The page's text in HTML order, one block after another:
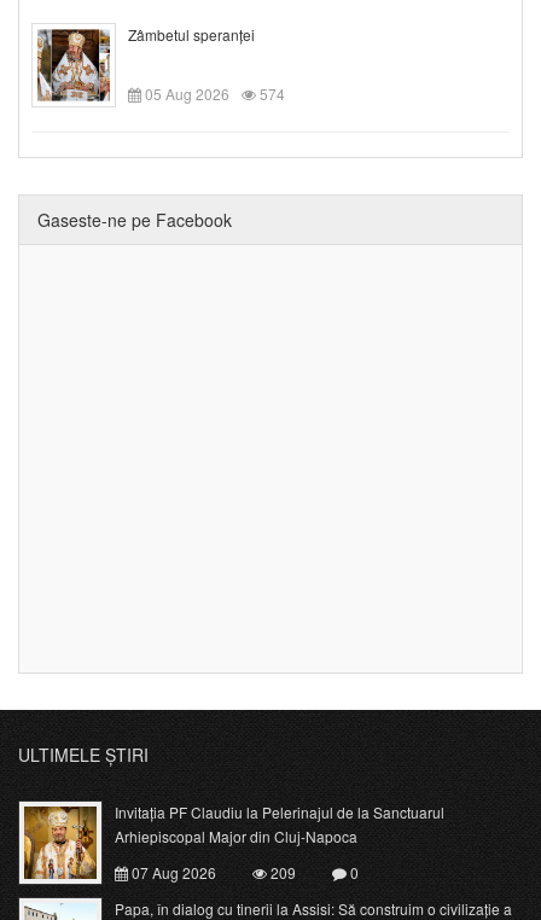
Zâmbetul speranței
05 Aug 2026 574
Gaseste-ne pe Facebook
ULTIMELE ȘTIRI
Invitația PF Claudiu la Pelerinajul de la Sanctuarul
Arhiepiscopal Major din Cluj-Napoca
07 Aug 2026
209
0
Papa, în dialog cu tinerii la Assisi: Să construim o civilizație a